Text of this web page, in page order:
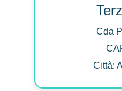
Cda
Città: